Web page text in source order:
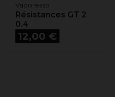
Vaporesso
Résistances GT 2
0.4
Prix
12,00 €